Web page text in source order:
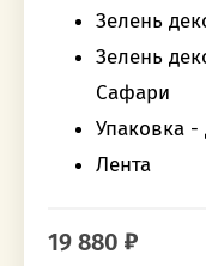
Зелень
Зелень
Сафари
Упаковка -
Лента
19 880